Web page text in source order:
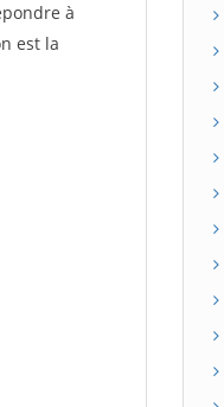
à
est la